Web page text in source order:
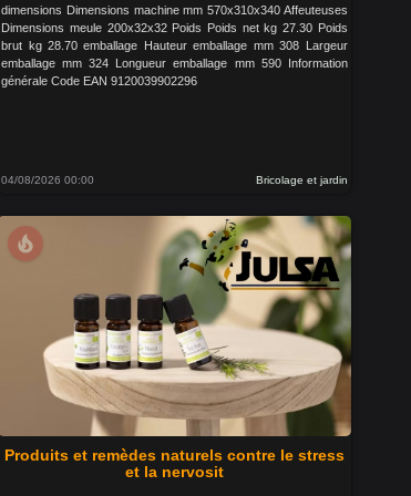
dimensions Dimensions machine mm 570x310x340 Affeuteuses
Dimensions meule 200x32x32 Poids Poids net kg 27.30 Poids
brut kg 28.70 emballage Hauteur emballage mm 308 Largeur
emballage mm 324 Longueur emballage mm 590 Information
générale Code EAN 9120039902296
04/08/2026 00:00 Bricolage et jardin
local_fire_department
Produits et remèdes naturels contre le stress
et la nervosit